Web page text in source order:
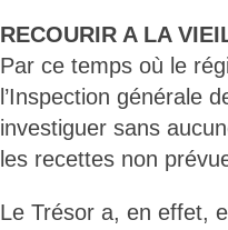
RECOURIR A LA
Par ce temps où le
l’Inspection générale
investiguer sans
les recettes non
Le Trésor a, en effet,